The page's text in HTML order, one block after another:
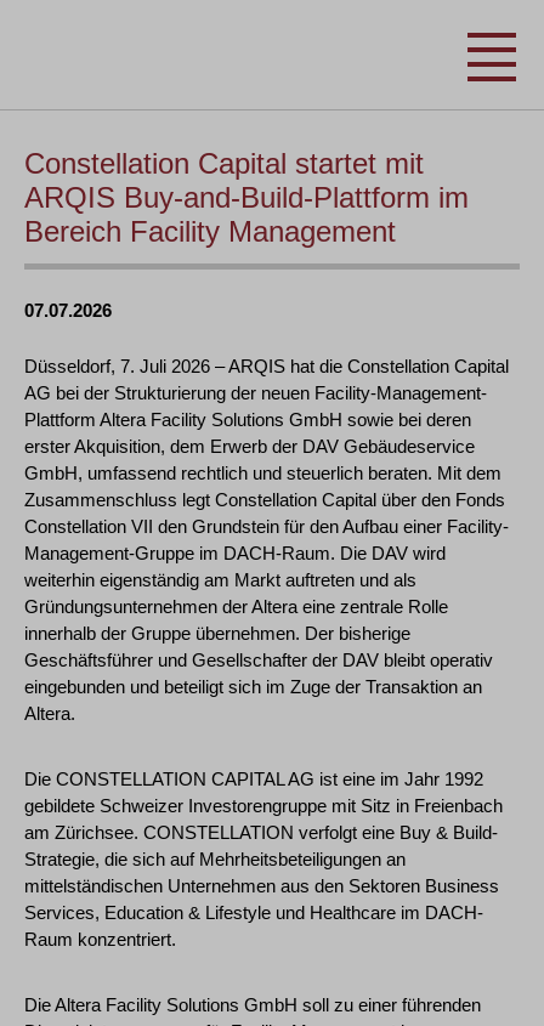
Constellation Capital startet mit
ARQIS Buy-and-Build-Plattform im
Bereich Facility Management
07.07.2026
Düsseldorf, 7. Juli 2026 – ARQIS hat die Constellation Capital
AG bei der Strukturierung der neuen Facility-Management-
Plattform Altera Facility Solutions GmbH sowie bei deren
erster Akquisition, dem Erwerb der DAV Gebäudeservice
GmbH, umfassend rechtlich und steuerlich beraten. Mit dem
Zusammenschluss legt Constellation Capital über den Fonds
Constellation VII den Grundstein für den Aufbau einer Facility-
Management-Gruppe im DACH-Raum. Die DAV wird
weiterhin eigenständig am Markt auftreten und als
Gründungsunternehmen der Altera eine zentrale Rolle
innerhalb der Gruppe übernehmen. Der bisherige
Geschäftsführer und Gesellschafter der DAV bleibt operativ
eingebunden und beteiligt sich im Zuge der Transaktion an
Altera.
Die CONSTELLATION CAPITAL AG ist eine im Jahr 1992
gebildete Schweizer Investorengruppe mit Sitz in Freienbach
am Zürichsee. CONSTELLATION verfolgt eine Buy & Build-
Strategie, die sich auf Mehrheitsbeteiligungen an
mittelständischen Unternehmen aus den Sektoren Business
Services, Education & Lifestyle und Healthcare im DACH-
Raum konzentriert.
Die Altera Facility Solutions GmbH soll zu einer führenden